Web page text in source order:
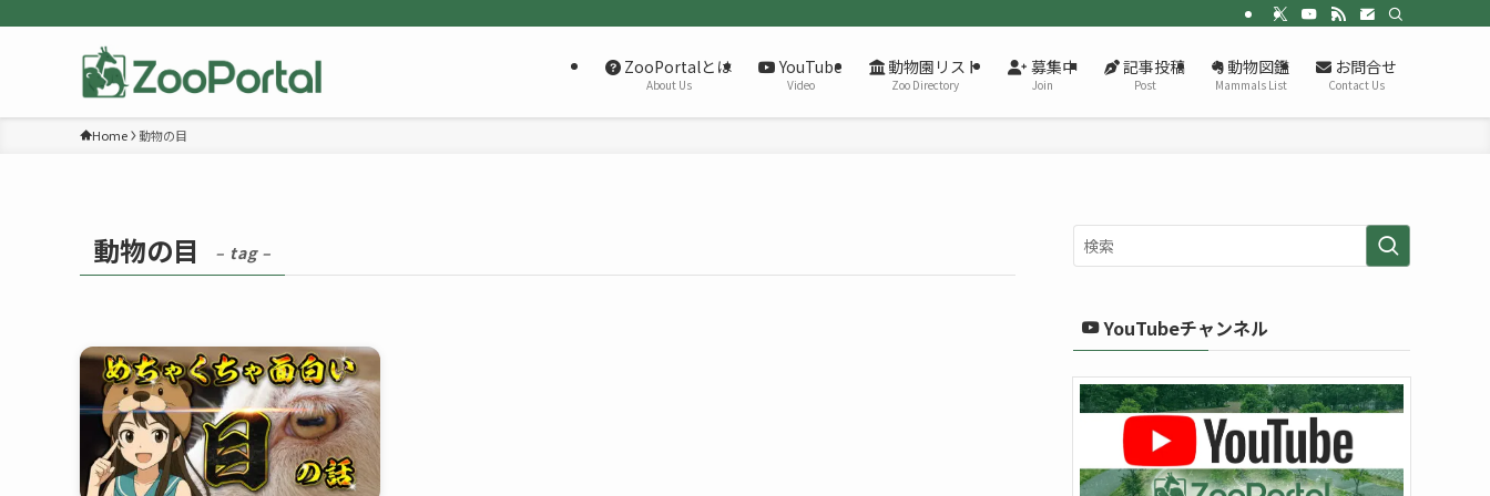
ZooPortalとは
About Us
YouTube
Video
動物園リスト
Zoo Directory
募集中
Join
記事投稿
Post
動物図鑑
Mammals List
お問合せ
Contact Us
Home 動物の目
動物の目 – tag –
YouTubeチャンネル